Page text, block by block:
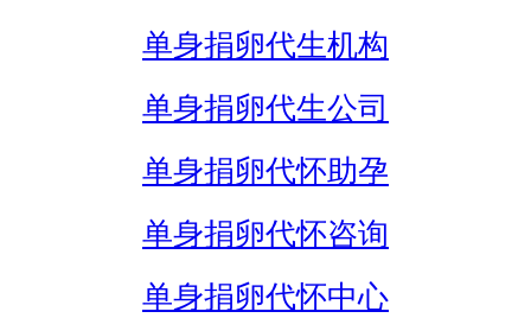
单身捐卵代生机构
单身捐卵代生公司
单身捐卵代怀助孕
单身捐卵代怀咨询
单身捐卵代怀中心